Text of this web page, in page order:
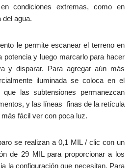
condiciones extremas, como en
agua.
le permite escanear el terreno en
potencia y luego marcarlo para hacer
y disparar. Para agregar aún más
iluminada se coloca en el
las subtensiones permanezcan
y las líneas finas de la retícula
fácil ver con poca luz.
se realizan a 0,1 MIL / clic con un
de 29 MIL para proporcionar a los
la configuración que necesitan. Para